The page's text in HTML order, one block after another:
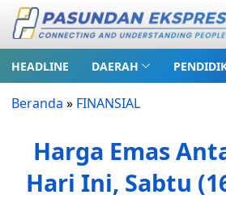
HEADLINE DAERAH
Beranda » FINANSIAL
Harga Emas
Hari Ini, Sabtu